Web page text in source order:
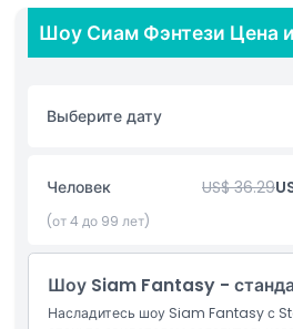
Откройте для себя богатство
четыре региона, каждый с
искусств, и узрите красоту
королевств и вдохновитесь
архитектурой Таиланда.
Отпразднуйте живой дух эпохи
ослепительными костюмами,
радостной атмосферой, которая
Шоу Сиам Фэнтези Цена
Выберите дату
Человек US$ 36.29
(от 4 до 99 лет)
Шоу Siam Fantasy -
Насладитесь шоу Siam Fantasy с